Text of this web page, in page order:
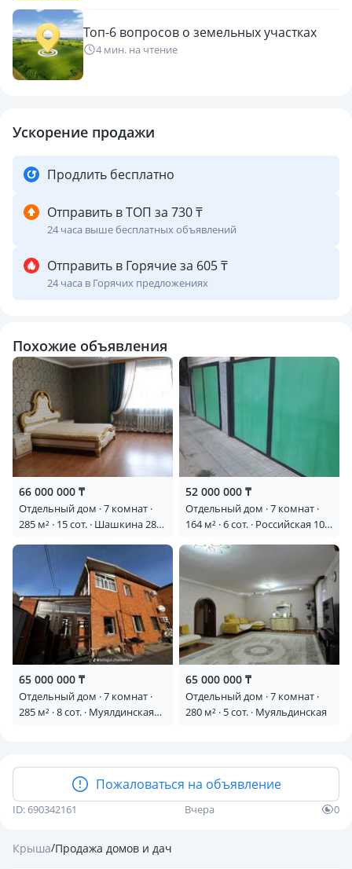
Топ-6 вопросов о земельных участках
4 мин. на чтение
Ускорение продажи
Продлить бесплатно
Отправить в ТОП за 730 ₸
24 часа выше бесплатных объявлений
Отправить в Горячие за 605 ₸
24 часа в Горячих предложениях
Похожие объявления
66 000 000 ₸
Отдельный дом · 7 комнат ·
285 м² · 15 сот. · Шашкина 28
52 000 000 ₸
Отдельный дом · 7 комнат ·
164 м² · 6 сот. · Российская 100
65 000 000 ₸
Отдельный дом · 7 комнат ·
285 м² · 8 сот. · Муялдинская
65 000 000 ₸
Отдельный дом · 7 комнат ·
280 м² · 5 сот. · Муяльдинская
Пожаловаться на объявление
ID: 690342161 Вчера 0
Крыша/Продажа домов и дач